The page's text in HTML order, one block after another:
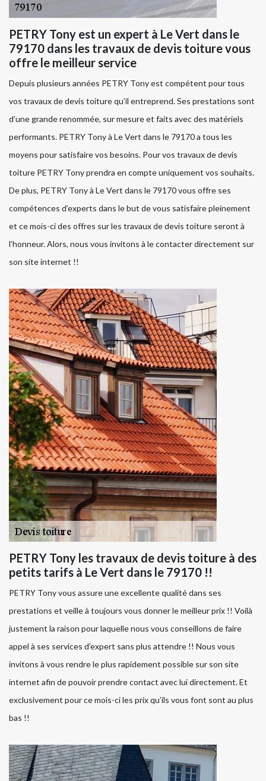
PETRY Tony est un expert à Le Vert dans le
79170 dans les travaux de devis toiture vous
offre le meilleur service
Depuis plusieurs années PETRY Tony est compétent pour tous
vos travaux de devis toiture qu’il entreprend. Ses prestations sont
d’une grande renommée, sur mesure et faits avec des matériels
performants. PETRY Tony à Le Vert dans le 79170 a tous les
moyens pour satisfaire vos besoins. Pour vos travaux de devis
toiture PETRY Tony prendra en compte uniquement vos souhaits.
De plus, PETRY Tony à Le Vert dans le 79170 vous offre ses
compétences d’experts dans le but de vous satisfaire pleinement
et ce mois-ci des offres sur les travaux de devis toiture seront à
l’honneur. Alors, nous vous invitons à le contacter directement sur
son site internet !!
PETRY Tony les travaux de devis toiture à des
petits tarifs à Le Vert dans le 79170 !!
PETRY Tony vous assure une excellente qualité dans ses
prestations et veille à toujours vous donner le meilleur prix !! Voilà
justement la raison pour laquelle nous vous conseillons de faire
appel à ses services d’expert sans plus attendre !! Nous vous
invitons à vous rendre le plus rapidement possible sur son site
internet afin de pouvoir prendre contact avec lui directement. Et
exclusivement pour ce mois-ci les prix qu’ils vous font sont au plus
bas !!